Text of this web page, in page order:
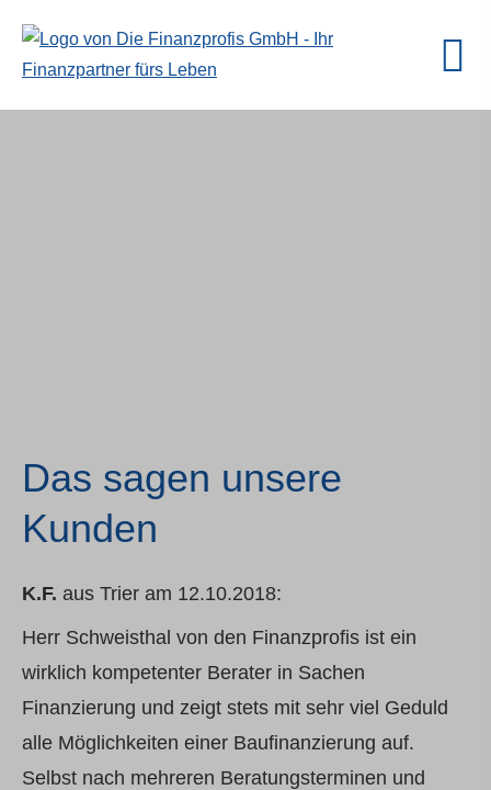
Das sagen unsere
Kunden
K.F. aus Trier am 12.10.2018:
Herr Schweisthal von den Finanzprofis ist ein
wirklich kompetenter Berater in Sachen
Finanzierung und zeigt stets mit sehr viel Geduld
alle Möglichkeiten einer Baufinanzierung auf.
Selbst nach mehreren Beratungsterminen und